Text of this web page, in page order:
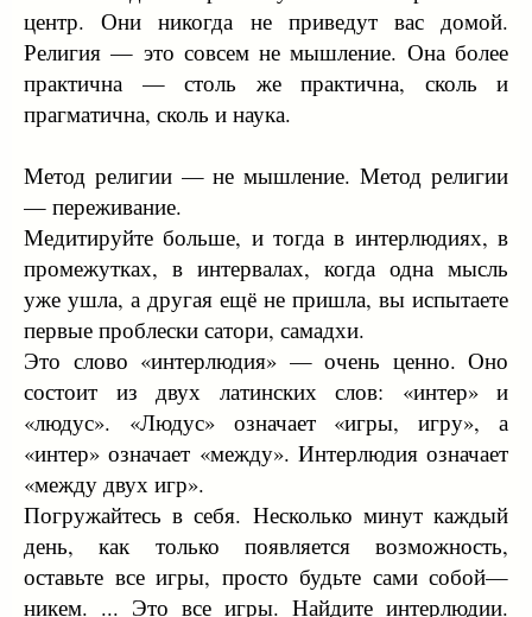
центр. Они никогда не приведут вас домой.
Религия — это совсем не мышление. Она более
практична — столь же практична, сколь и
прагматична, сколь и наука.
Метод религии — не мышление. Метод религии
— переживание.
Медитируйте больше, и тогда в интерлюдиях, в
промежутках, в интервалах, когда одна мысль
уже ушла, а другая ещё не пришла, вы испытаете
первые проблески сатори, самадхи.
Это слово «интерлюдия» — очень ценно. Оно
состоит из двух латинских слов: «интер» и
«людус». «Людус» означает «игры, игру», а
«интер» означает «между». Интерлюдия означает
«между двух игр».
Погружайтесь в себя. Несколько минут каждый
день, как только появляется возможность,
оставьте все игры, просто будьте сами собой—
никем. ... Это все игры. Найдите интерлюдии.